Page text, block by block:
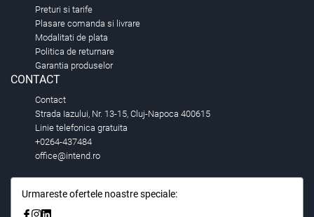
Preturi si tarife
Plasare comanda si livrare
Modalitati de plata
Politica de returnare
Garantia produselor
CONTACT
Contact
Strada Iazului, Nr. 13-15, Cluj-Napoca 400615
Linie telefonica gratuita
+0264-437484
office@intend.ro
Urmareste ofertele noastre speciale: